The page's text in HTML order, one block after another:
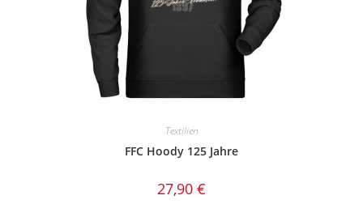
Textilien
FFC Hoody 125 Jahre
27,90 €